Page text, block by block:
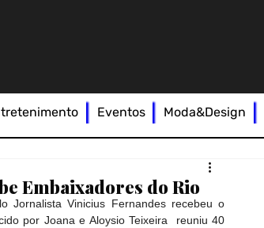
Embaixadores do Rio
Jornalista Vinicius Fernandes recebeu o
por Joana e Aloysio Teixeira  reuniu 40
Eventos Moda&Design